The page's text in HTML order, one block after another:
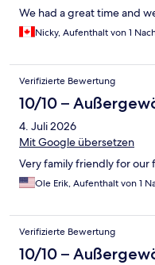
We had a great time and
Nicky, Aufenthalt von 1
Verifizierte Bewertung
10/10 –
4. Juli 2026
Mit Google übersetzen
Very family friendly for our
Ole Erik, Aufenthalt von 1
Verifizierte Bewertung
10/10 –